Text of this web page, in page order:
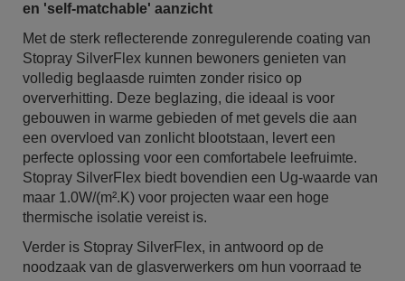
en 'self-matchable' aanzicht
Met de sterk reflecterende zonregulerende coating van
Stopray SilverFlex kunnen bewoners genieten van
volledig beglaasde ruimten zonder risico op
oververhitting. Deze beglazing, die ideaal is voor
gebouwen in warme gebieden of met gevels die aan
een overvloed van zonlicht blootstaan, levert een
perfecte oplossing voor een comfortabele leefruimte.
Stopray SilverFlex biedt bovendien een Ug-waarde van
maar 1.0W/(m².K) voor projecten waar een hoge
thermische isolatie vereist is.
Verder is Stopray SilverFlex, in antwoord op de
noodzaak van de glasverwerkers om hun voorraad te